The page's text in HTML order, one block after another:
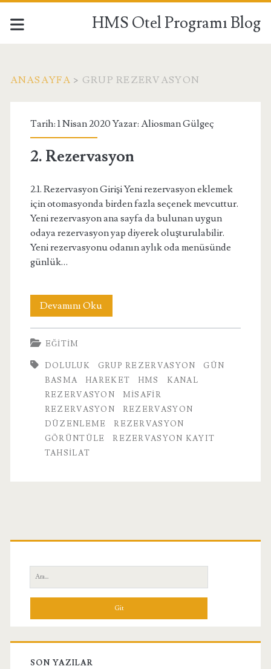
HMS Otel Programı Blog
ANASAYFA > GRUP REZERVASYON
Etiket:
<span>grup
rezervasyon</span>
Tarih: 1 Nisan 2020 Yazar: Aliosman Gülgeç
2. Rezervasyon
2.1. Rezervasyon Girişi Yeni rezervasyon eklemek
için otomasyonda birden fazla seçenek mevcuttur.
Yeni rezervasyon ana sayfa da bulunan uygun
odaya rezervasyon yap diyerek oluşturulabilir.
Yeni rezervasyonu odanın aylık oda menüsünde
günlük…
Devamını Oku2.
Rezervasyon
EĞITIM
DOLULUK GRUP REZERVASYON
GÜN
BASMA
HAREKET HMS
KANAL
REZERVASYON
MISAFIR
REZERVASYON
REZERVASYON
DÜZENLEME
REZERVASYON
GÖRÜNTÜLE
REZERVASYON KAYIT
TAHSILAT
Birincil
Yan
Menü
Ara:
SON YAZILAR